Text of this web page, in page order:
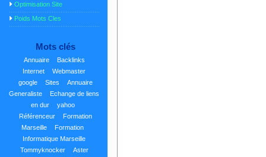
Optimisation Site
Poids Mots Cles
Mots clés
Annuaire
Backlinks
Internet
Webmaster
google
Sites
Annuaire
Generaliste
Echange de liens
en dur
yahoo
Référenceur
Formation
Marseille
Formation
Informatique Marseille
Tommyknocker
Aster